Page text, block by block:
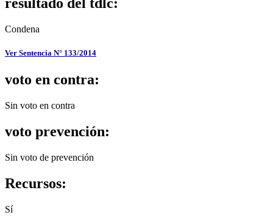
Condena
Ver Sentencia N° 133/2014
voto en contra:
Sin voto en contra
voto prevención:
Sin voto de prevención
Recursos:
Sí